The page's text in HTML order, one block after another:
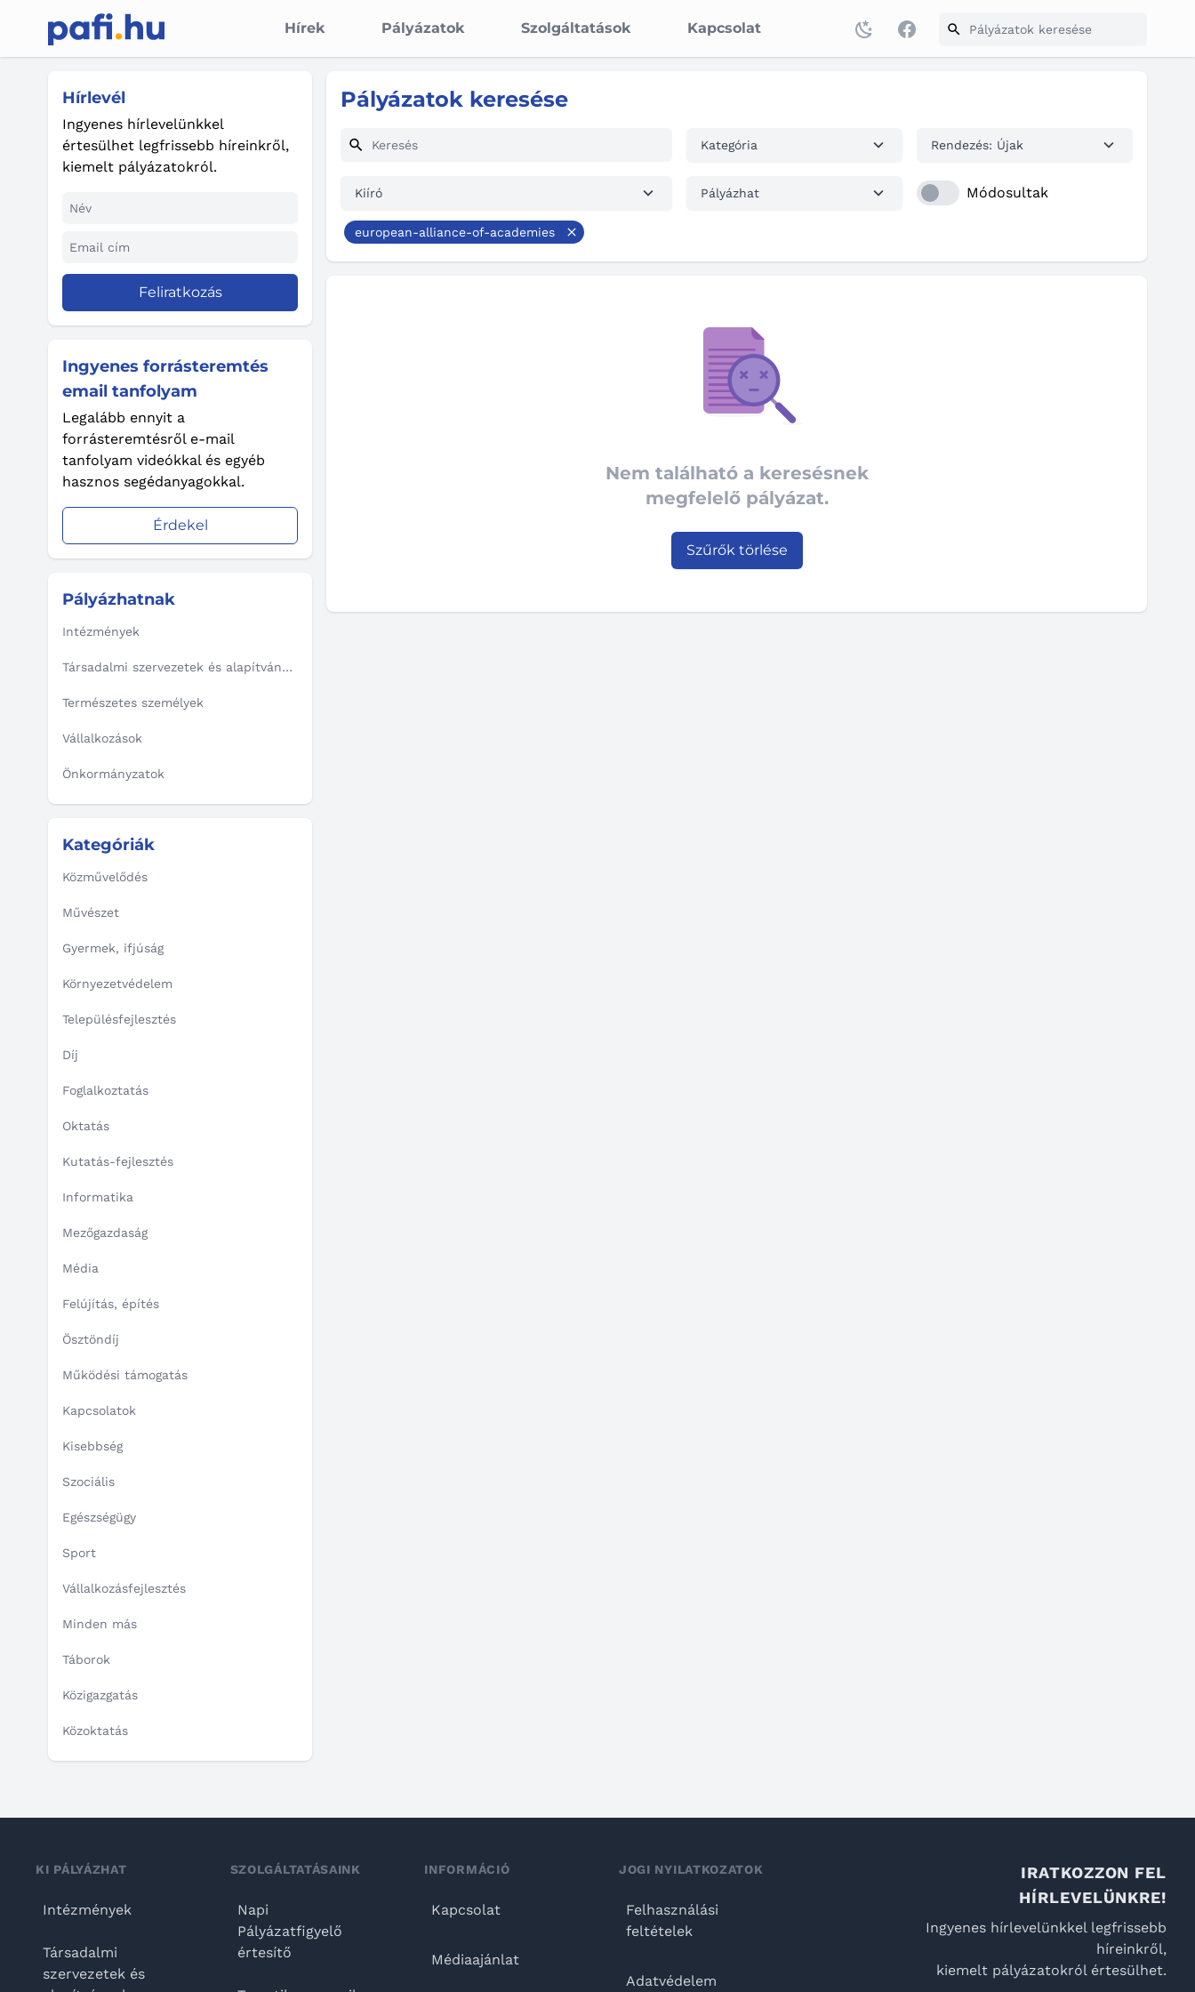
Hírek Pályázatok Szolgáltatások Kapcsolat Facebook
Hírlevél
Ingyenes hírlevelünkkel
értesülhet legfrissebb híreinkről,
kiemelt pályázatokról.
Feliratkozás
Ingyenes forrásteremtés
email tanfolyam
Legalább ennyit a
forrásteremtésről e-mail
tanfolyam videókkal és egyéb
hasznos segédanyagokkal.
Érdekel
Pályázhatnak
Intézmények
Társadalmi szervezetek és alapítványok
Természetes személyek
Vállalkozások
Önkormányzatok
Kategóriák
Közművelődés
Művészet
Gyermek, ifjúság
Környezetvédelem
Településfejlesztés
Díj
Foglalkoztatás
Oktatás
Kutatás-fejlesztés
Informatika
Mezőgazdaság
Média
Felújítás, építés
Ösztöndíj
Működési támogatás
Kapcsolatok
Kisebbség
Szociális
Egészségügy
Sport
Vállalkozásfejlesztés
Minden más
Táborok
Közigazgatás
Közoktatás
Pályázatok keresése
Kategória Rendezés: Újak
Kiíró Pályázhat Módosultak
european-alliance-of-academies
Nem található a keresésnek
megfelelő pályázat.
Szűrők törlése
KI PÁLYÁZHAT
Intézmények
Társadalmi
szervezetek és
SZOLGÁLTATÁSAINK
Napi
Pályázatfigyelő
értesítő
INFORMÁCIÓ
Kapcsolat
Médiaajánlat
JOGI NYILATKOZATOK
Felhasználási
feltételek
Adatvédelem
IRATKOZZON FEL
HÍRLEVELÜNKRE!
Ingyenes hírlevelünkkel legfrissebb
híreinkről,
kiemelt pályázatokról értesülhet.